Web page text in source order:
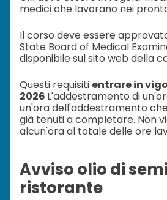
medici che lavorano nei
Il corso deve essere
State Board of Medical
disponibile sul sito web della
Questi requisiti entrare in
2026 L'addestramento di
un'ora dell'addestramento
già tenuti a completare. Non
alcun'ora al totale delle ore
Avviso olio di
ristorante